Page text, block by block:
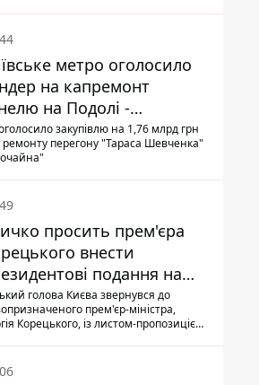
метро оголосило
на капремонт
на Подолі -
майже два роки
закупівлю на 1,76 млрд грн
ремонту перегону "Тараса Шевченка"
просить прем'єра
внести
подання на
володаря
Бахматова
голова Києва звернувся до
прем'єр-міністра,
Корецького, із листом-пропозицією